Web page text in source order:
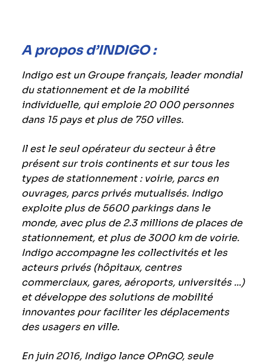
A propos d’INDIGO :
Indigo est un Groupe français, leader mondial
du stationnement et de la mobilité
individuelle, qui emploie 20 000 personnes
dans 15 pays et plus de 750 villes.
Il est le seul opérateur du secteur à être
présent sur trois continents et sur tous les
types de stationnement : voirie, parcs en
ouvrages, parcs privés mutualisés. Indigo
exploite plus de 5600 parkings dans le
monde, avec plus de 2.3 millions de places de
stationnement, et plus de 3000 km de voirie.
Indigo accompagne les collectivités et les
acteurs privés (hôpitaux, centres
commerciaux, gares, aéroports, universités ...)
et développe des solutions de mobilité
innovantes pour faciliter les déplacements
des usagers en ville.
En juin 2016, Indigo lance OPnGO, seule